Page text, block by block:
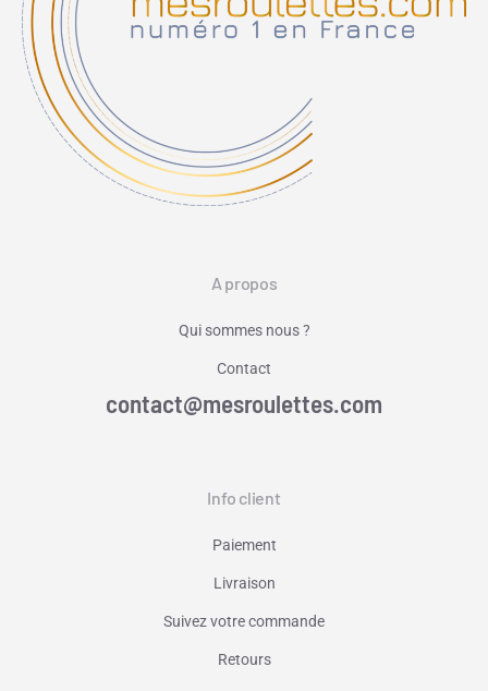
A propos
Qui sommes nous ?
Contact
contact@mesroulettes.com
Info client
Paiement
Livraison
Suivez votre commande
Retours